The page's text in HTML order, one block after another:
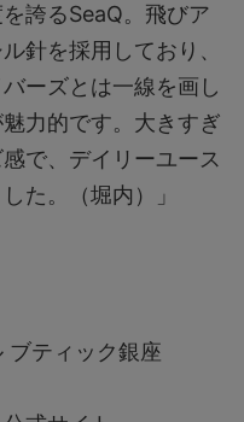
誇るSeaQ。飛びア
針を採用しており、
ーズとは一線を画し
力的です。大きすぎ
で、デイリーユース
た。（堀内）」
ブティック銀座